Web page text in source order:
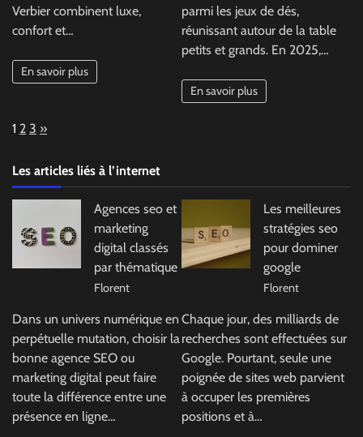
Verbier combinent luxe,
confort et…
En savoir plus
parmi les jeux de dés,
réunissant autour de la table
petits et grands. En 2025,…
En savoir plus
Page:
1 2 3 Next
»
Les articles liés à l’internet
Agences seo et
marketing
digital classés
par thématique
Florent
Dans un univers numérique en
perpétuelle mutation, choisir la
bonne agence SEO ou
marketing digital peut faire
toute la différence entre une
présence en ligne…
Les meilleures
stratégies seo
pour dominer
google
Florent
Chaque jour, des milliards de
recherches sont effectuées sur
Google. Pourtant, seule une
poignée de sites web parvient
à occuper les premières
positions et à…